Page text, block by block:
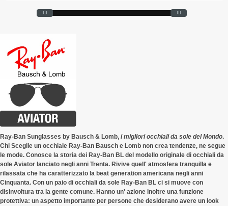
Ray-Ban Sunglasses by Bausch & Lomb, i migliori occhiali da sole del Mondo.
Chi Sceglie un occhiale Ray-Ban Bausch e Lomb non crea tendenze, ne segue
le mode. Conosce la storia dei Ray-Ban BL del modello originale di occhiali da
sole Aviator lanciato negli anni Trenta. Rivive quell' atmosfera tranquilla e
rilassata che ha caratterizzato la beat generation americana negli anni
Cinquanta. Con un paio di occhiali da sole Ray-Ban BL ci si muove con
disinvoltura tra la gente comune. Hanno un' azione inoltre una funzione
protettiva: un aspetto importante per persone che desiderano avere un look